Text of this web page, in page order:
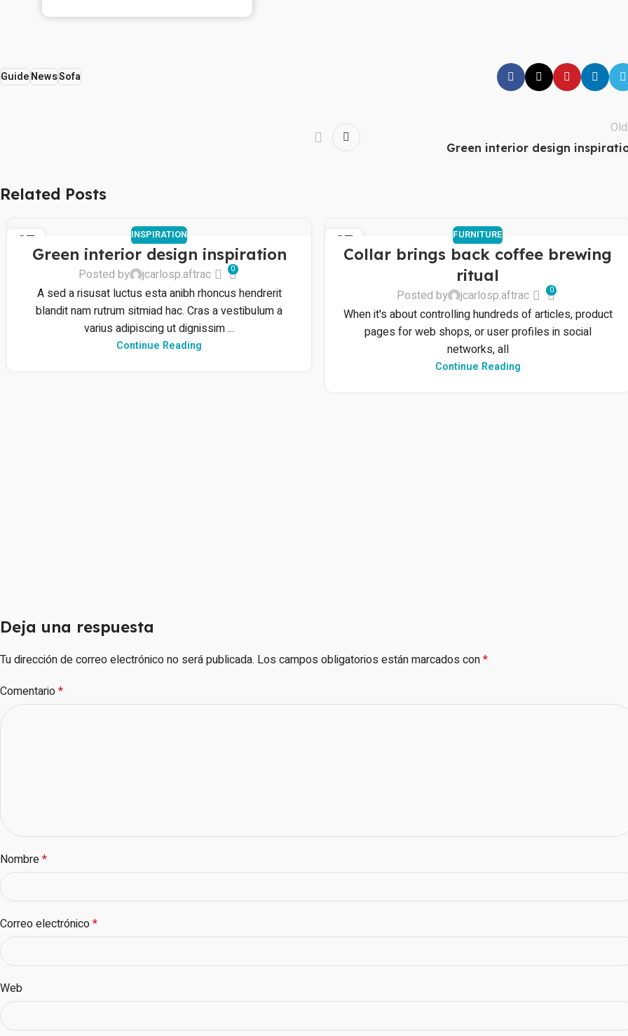
GuideNewsSofa
Green interior design
Related Posts
27
AGO
INSPIRATION
Green interior design inspiration
Posted by jcarlosp.aftrac 0
A sed a risusat luctus esta anibh rhoncus hendrerit
blandit nam rutrum sitmiad hac. Cras a vestibulum a
varius adipiscing ut dignissim ...
Continue Reading
27
AGO
FURNITURE
Collar brings back coffee brewing
ritual
Posted by jcarlosp.aftrac 0
When it's about controlling hundreds of articles, product
pages for web shops, or user profiles in social
networks, all
Continue Reading
Deja una respuesta
Tu dirección de correo electrónico no será publicada. Los campos obligatorios están marcados con*
Comentario*
Nombre*
Correo electrónico*
Web